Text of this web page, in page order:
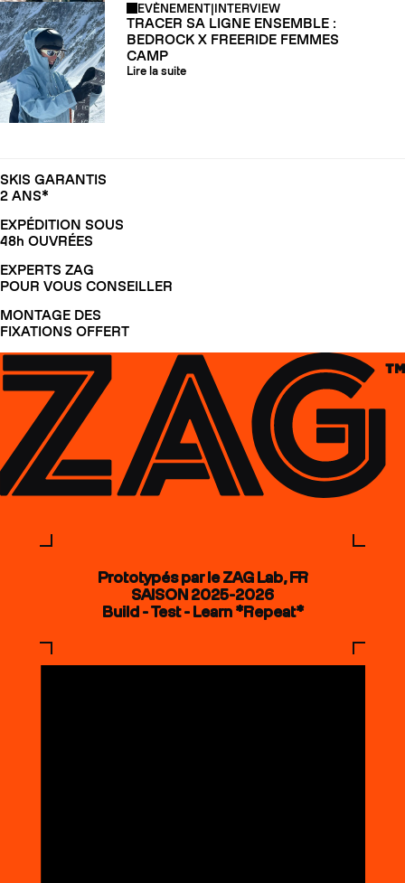
EVÈNEMENT|INTERVIEW
TRACER SA LIGNE ENSEMBLE :
BEDROCK X FREERIDE FEMMES
CAMP
Lire la suite
SKIS GARANTIS
2 ANS*
EXPÉDITION SOUS
48h OUVRÉES
EXPERTS ZAG
POUR VOUS CONSEILLER
MONTAGE DES
FIXATIONS OFFERT
Prototypés par le ZAG Lab, FR
SAISON 2025-2026
Build - Test - Learn *Repeat*